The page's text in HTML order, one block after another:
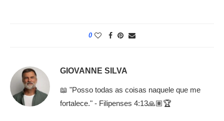
0
GIOVANNE SILVA
📖 "Posso todas as coisas naquele que me
fortalece." - Filipenses 4:13🙏🏽🏆